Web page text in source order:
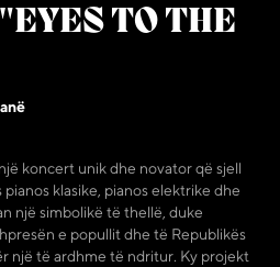
TO THE
koncert unik dhe novator që sjell
klasike, pianos elektrike dhe
një simbolikë të thellë, duke
e popullit dhe të Republikës
një të ardhme të ndritur. Ky projekt